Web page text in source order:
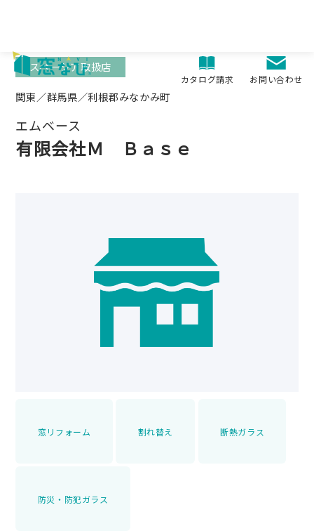
content
カタログ請求 お問い合わせ
関東／群馬県／利根郡みなかみ町
エムベース
有限会社Ｍ Ｂａｓｅ
スペーシア取扱店
窓リフォーム 割れ替え 断熱ガラス
防災・防犯ガラス